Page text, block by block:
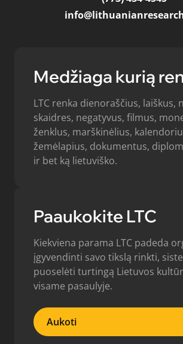
Medžiaga kurią
LTC renka dienoraščius, laiškus,
skaidres, negatyvus, filmus,
ženklus, marškinėlius,
žemėlapius, dokumentus,
ir bet ką lietuviško.
Paaukokite LTC
Kiekviena parama LTC padeda
įgyvendinti savo tikslą rinkti,
puoselėti turtingą Lietuvos
visame pasaulyje.
Aukoti